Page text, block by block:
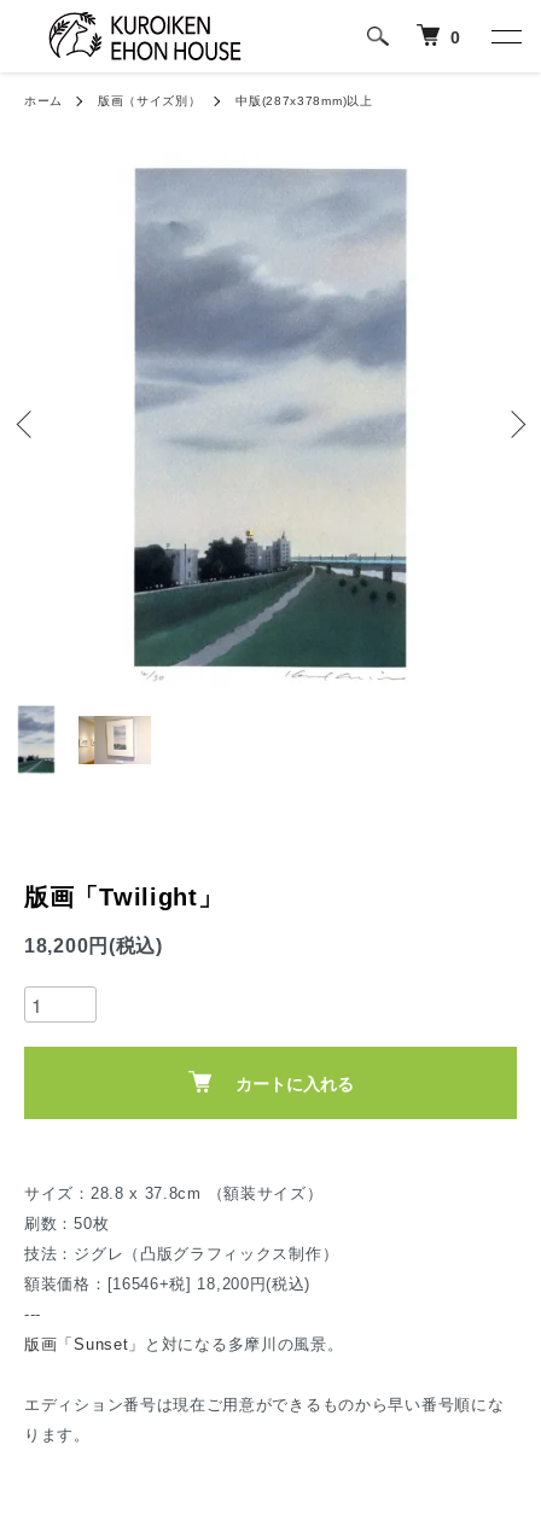
0
ホーム 版画（サイズ別） 中版(287x378mm)以上
版画「Twilight」
18,200円(税込)
カートに入れる
サイズ：28.8 x 37.8cm （額装サイズ）
刷数：50枚
技法：ジグレ（凸版グラフィックス制作）
額装価格：[16546+税] 18,200円(税込)
---
版画「Sunset」
と対になる多摩川の風景。
エディション番号は現在ご用意ができるものから早い番号順にな
ります。